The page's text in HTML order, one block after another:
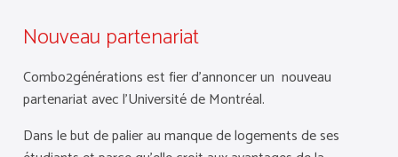
Nouveau partenariat
Combo2générations est fier d’annoncer un nouveau
partenariat avec l’Université de Montréal.
Dans le but de palier au manque de logements de ses